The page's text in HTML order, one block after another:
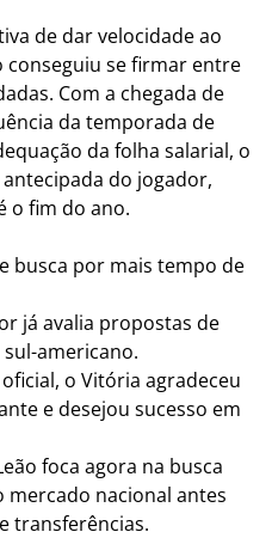
de dar velocidade ao
conseguiu se firmar entre
Com a chegada de
da temporada de
da folha salarial, o
do jogador,
o fim do ano.
busca por mais tempo de
já avalia propostas de
americano.
o Vitória agradeceu
e desejou sucesso em
foca agora na busca
nacional antes
transferências.